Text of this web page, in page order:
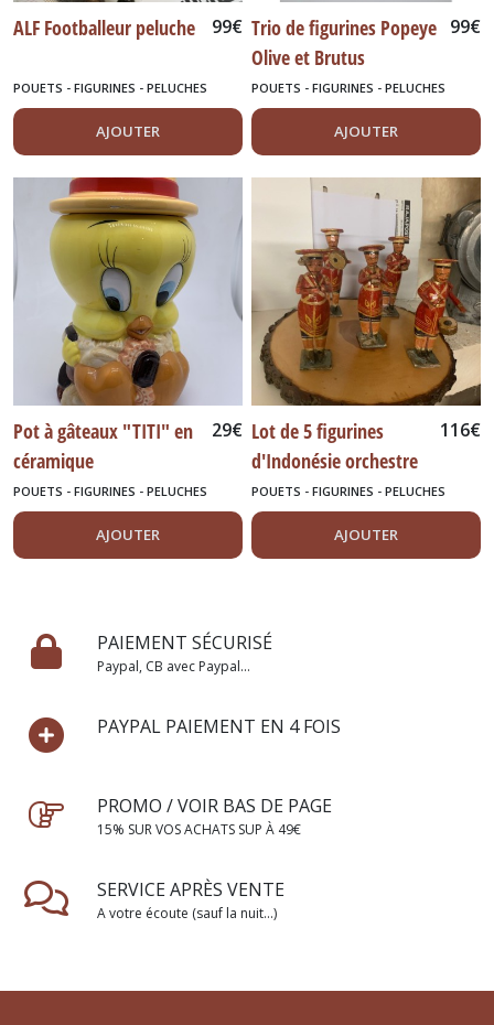
ALF Footballeur peluche 99€
POUETS - FIGURINES - PELUCHES
AJOUTER
Trio de figurines Popeye
Olive et Brutus
99€
POUETS - FIGURINES - PELUCHES
AJOUTER
Pot à gâteaux "TITI" en
céramique
29€
POUETS - FIGURINES - PELUCHES
AJOUTER
Lot de 5 figurines
d'Indonésie orchestre
116€
POUETS - FIGURINES - PELUCHES
AJOUTER
PAIEMENT SÉCURISÉ
Paypal, CB avec Paypal...
PAYPAL PAIEMENT EN 4 FOIS
PROMO / VOIR BAS DE PAGE
15% SUR VOS ACHATS SUP À 49€
SERVICE APRÈS VENTE
A votre écoute (sauf la nuit...)